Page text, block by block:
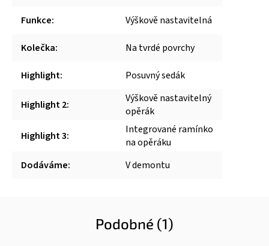
Funkce: Výškově nastavitelná
Kolečka: Na tvrdé povrchy
Highlight: Posuvný sedák
Highlight 2:
Výškově nastavitelný
opěrák
Highlight 3:
Integrované ramínko
na opěráku
Dodáváme: V demontu
Podobné (1)